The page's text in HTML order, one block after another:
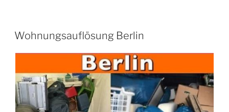
VERÖFFENTLICHT
AM
Wohnungsauflösung Berlin